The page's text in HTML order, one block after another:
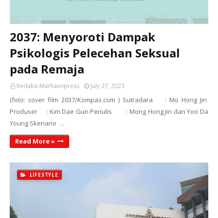
2037: Menyoroti Dampak
Psikologis Pelecehan Seksual
pada Remaja
Redaksi Marhaenpress July 27, 2023
(foto: cover film 2037/Kompas.com ) Sutradara : Mo Hong Jin
Produser : Kim Dae Gun Penulis : Mong Hong Jin dan Yoo Da
Young Skenario …
Read More »
LIFESTYLE